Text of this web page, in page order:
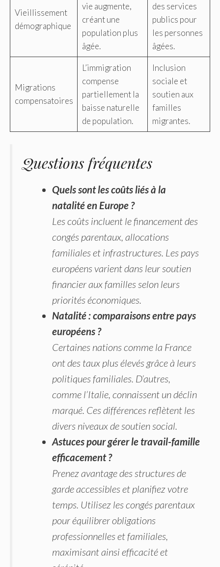
Vieillissement
démographique
vie augmente,
créant une
population plus
âgée.
des services
publics pour
les personnes
âgées.
Migrations
compensatoires
L’immigration
compense
partiellement la
baisse naturelle
de population.
Inclusion
sociale et
soutien aux
familles
migrantes.
Questions fréquentes
Quels sont les coûts liés à la
natalité en Europe ?
Les coûts incluent le financement des
congés parentaux, allocations
familiales et infrastructures. Les pays
européens varient dans leur soutien
financier aux familles selon leurs
priorités économiques.
Natalité : comparaisons entre pays
européens ?
Certaines nations comme la France
ont des taux plus élevés grâce à leurs
politiques familiales. D’autres,
comme l’Italie, connaissent un déclin
marqué. Ces différences reflètent les
divers niveaux de soutien social.
Astuces pour gérer le travail-famille
efficacement ?
Prenez avantage des structures de
garde accessibles et planifiez votre
temps. Utilisez les congés parentaux
pour équilibrer obligations
professionnelles et familiales,
maximisant ainsi efficacité et